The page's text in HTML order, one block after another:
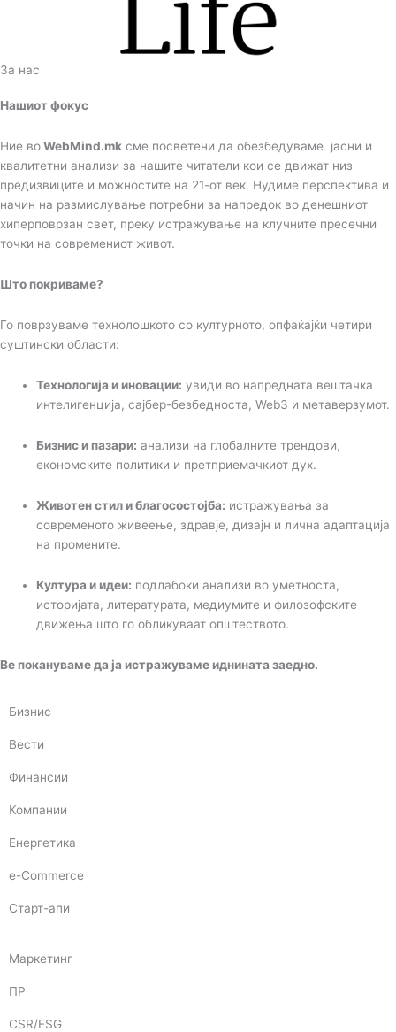
За нас
Нашиот фокус
Ние воWebMind.mk сме посветени да обезбедуваме јасни и
квалитетни анализи за нашите читатели кои се движат низ
предизвиците и можностите на 21-от век. Нудиме перспектива и
начин на размислување потребни за напредок во денешниот
хиперповрзан свет, преку истражување на клучните пресечни
точки на современиот живот.
Што покриваме?
Го поврзуваме технолошкото со културното, опфаќајќи четири
суштински области:
Технологија и иновации: увиди во напредната вештачка
интелигенција, сајбер-безбедноста, Web3 и метаверзумот.
Бизнис и пазари: анализи на глобалните трендови,
економските политики и претприемачкиот дух.
Животен стил и благосостојба: истражувања за
современото живеење, здравје, дизајн и лична адаптација
на промените.
Култура и идеи: подлабоки анализи во уметноста,
историјата, литературата, медиумите и филозофските
движења што го обликуваат општеството.
Ве покануваме да ја истражуваме иднината заедно.
Бизнис
Вести
Финансии
Компании
Енергетика
e-Commerce
Старт-апи
Маркетинг
ПР
CSR/ESG